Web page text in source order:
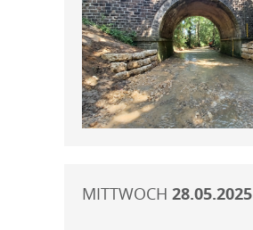
MITTWOCH 28.05.2025